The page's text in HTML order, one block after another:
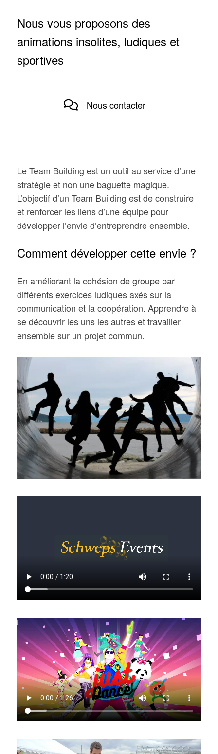
Nous vous proposons des
animations insolites, ludiques et
sportives
Nous contacter
Le Team Building est un outil au service d’une
stratégie et non une baguette magique.
L’objectif d’un Team Building est de construire
et renforcer les liens d’une équipe pour
développer l’envie d’entreprendre ensemble.
Comment développer cette envie ?
En améliorant la cohésion de groupe par
différents exercices ludiques axés sur la
communication et la coopération. Apprendre à
se découvrir les uns les autres et travailler
ensemble sur un projet commun.